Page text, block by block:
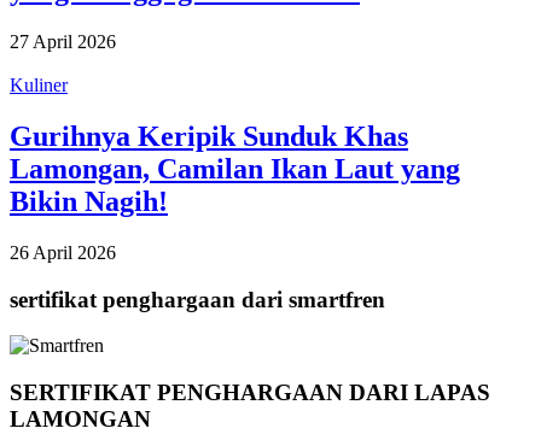
27 April 2026
Kuliner
Gurihnya Keripik Sunduk Khas
Lamongan, Camilan Ikan Laut yang
Bikin Nagih!
26 April 2026
sertifikat penghargaan dari smartfren
SERTIFIKAT PENGHARGAAN DARI LAPAS
LAMONGAN